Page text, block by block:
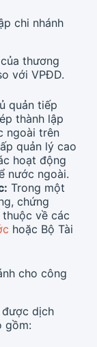
chi nhánh
thương
với VPĐD.
quản tiếp
thành lập
ngoài trên
quản lý cao
hoạt động
nước ngoài.
Trong một
chứng
thuộc về các
hoặc Bộ Tài
cho công
được dịch
gồm: